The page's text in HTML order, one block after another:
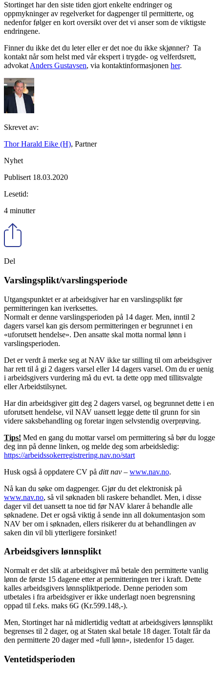
Stortinget har den siste tiden gjort enkelte endringer og
oppmykninger av regelverket for dagpenger til permitterte, og
nedenfor følger en kort oversikt over det vi anser som de viktigste
endringene.
Finner du ikke det du leter eller er det noe du ikke skjønner? Ta
kontakt når som helst med vår ekspert i trygde- og velferdsrett,
advokat Anders Gustavsen, via kontaktinformasjonen her.
Skrevet av:
Thor Harald Eike (H), Partner
Nyhet
Publisert 18.03.2020
Lesetid:
4 minutter
Del
Varslingsplikt/varslingsperiode
Utgangspunktet er at arbeidsgiver har en varslingsplikt før
permitteringen kan iverksettes.
Normalt er denne varslingsperioden på 14 dager. Men, inntil 2
dagers varsel kan gis dersom permitteringen er begrunnet i en
«uforutsett hendelse». Den ansatte skal motta normal lønn i
varslingsperioden.
Det er verdt å merke seg at NAV ikke tar stilling til om arbeidsgiver
har rett til å gi 2 dagers varsel eller 14 dagers varsel. Om du er uenig
i arbeidsgivers vurdering må du evt. ta dette opp med tillitsvalgte
eller Arbeidstilsynet.
Har din arbeidsgiver gitt deg 2 dagers varsel, og begrunnet dette i en
uforutsett hendelse, vil NAV uansett legge dette til grunn for sin
videre saksbehandling og foretar ingen selvstendig overprøving.
Tips! Med en gang du mottar varsel om permittering så bør du logge
deg inn på denne linken, og melde deg som arbeidsledig:
https://arbeidssokerregistrering.nav.no/start
Husk også å oppdatere CV på ditt nav – www.nav.no.
Nå kan du søke om dagpenger. Gjør du det elektronisk på
www.nav.no, så vil søknaden bli raskere behandlet. Men, i disse
dager vil det uansett ta noe tid før NAV klarer å behandle alle
søknadene. Det er også viktig å sende inn all dokumentasjon som
NAV ber om i søknaden, ellers risikerer du at behandlingen av
saken din vil bli ytterligere forsinket!
Arbeidsgivers lønnsplikt
Normalt er det slik at arbeidsgiver må betale den permitterte vanlig
lønn de første 15 dagene etter at permitteringen trer i kraft. Dette
kalles arbeidsgivers lønnspliktperiode. Denne perioden som
utbetales i fra arbeidsgiver er ikke underlagt noen begrensning
oppad til f.eks. maks 6G (Kr.599.148,-).
Men, Stortinget har nå midlertidig vedtatt at arbeidsgivers lønnsplikt
begrenses til 2 dager, og at Staten skal betale 18 dager. Totalt får da
den permitterte 20 dager med «full lønn», istedenfor 15 dager.
Ventetidsperioden